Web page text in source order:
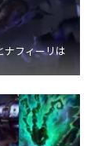
ナフィーリは